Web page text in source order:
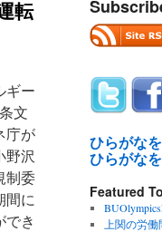
転
ギー
文
庁が
野沢
制委
間に
でき
ひらがな
ひらがな
Featured
上関の労働